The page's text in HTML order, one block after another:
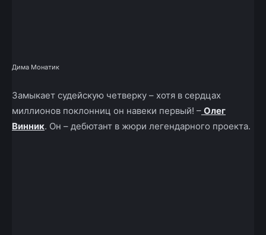
Дима Монатик
Замыкает судейскую четверку – хотя в сердцах
миллионов поклонниц он навеки первый! – Олег
Винник. Он – дебютант в жюри легендарного проекта.